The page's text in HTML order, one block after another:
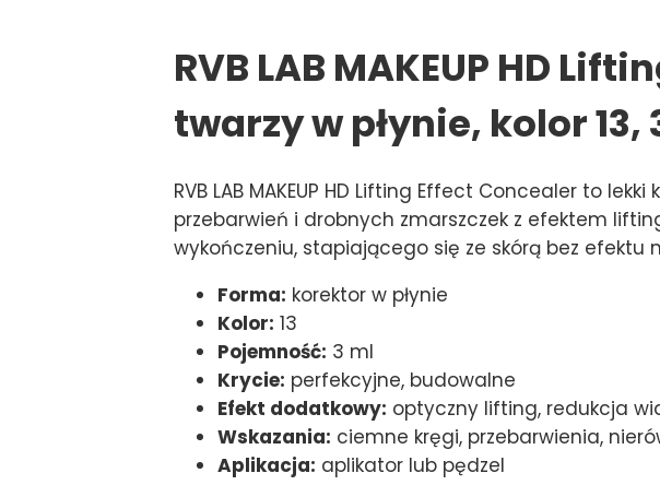
RVB LAB MAKEUP HD
twarzy w płynie, kolor 13,
RVB LAB MAKEUP HD Lifting Effect Concealer to
przebarwień i drobnych zmarszczek z efektem
wykończeniu, stapiającego się ze skórą bez efektu
Forma: korektor w płynie
Kolor: 13
Pojemność: 3 ml
Krycie: perfekcyjne, budowalne
Efekt dodatkowy: optyczny lifting, redukcja
Wskazania: ciemne kręgi, przebarwienia,
Aplikacja: aplikator lub pędzel